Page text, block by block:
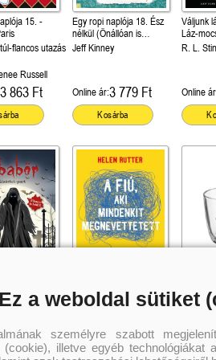
15. -
flancos utazás
Russell
3 863 Ft
Egy ropi naplója 18. Ész
nélkül (Önállóan is
olvasható!)
Jeff Kinney
Online ár:3 779 Ft
Kosárba
Váljunk
Láz-
(Libabőr
R. L.
Online
(Libabőr 1.)
olvasható!
A fiú, aki mindenkit
megnevettetett
Egy
Ez a weboldal sütiket
személyre szabott
illetve egyéb technológiákat